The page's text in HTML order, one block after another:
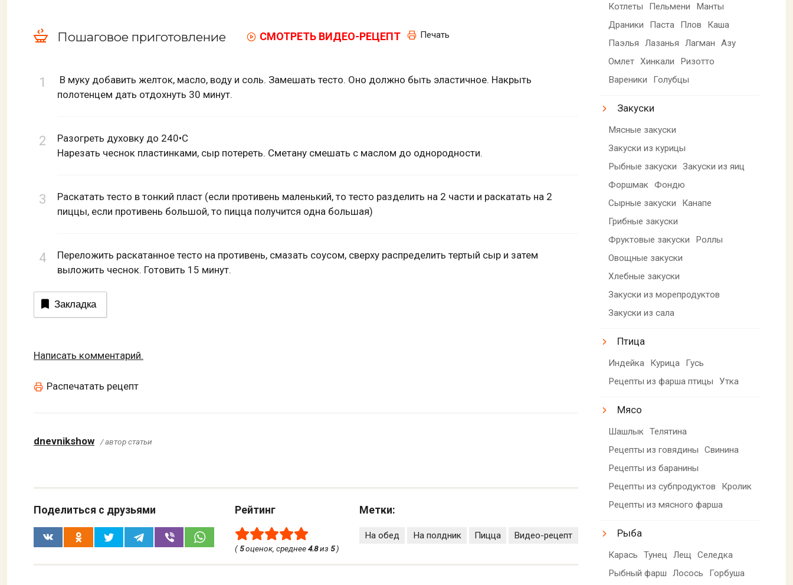
Пошаговое приготовление СМОТРЕТЬ ВИДЕО-РЕЦЕПТ Печать
В муку добавить желток, масло, воду и соль. Замешать тесто. Оно должно быть эластичное. Накрыть
полотенцем дать отдохнуть 30 минут.
Разогреть духовку до 240•С
Нарезать чеснок пластинками, сыр потереть. Сметану смешать с маслом до однородности.
Раскатать тесто в тонкий пласт (если противень маленький, то тесто разделить на 2 части и раскатать на 2
пиццы, если противень большой, то пицца получится одна большая)
Переложить раскатанное тесто на противень, смазать соусом, сверху распределить тертый сыр и затем
выложить чеснок. Готовить 15 минут.
Закладка
Написать комментарий.
Распечатать рецепт
dnevnikshow / автор статьи
Поделиться с друзьями Рейтинг
(5оценок, среднее4.8из5)
Метки:
На обед На полдник Пицца Видео-рецепт
Котлеты Пельмени
Манты
Драники
Паста Плов
Каша
Паэлья
Лазанья Лагман
Азу
Омлет Хинкали
Ризотто
Вареники
Голубцы
Закуски
Мясные закуски
Закуски из курицы
Рыбные закуски
Закуски из яиц
Форшмак Фондю
Сырные закуски
Канапе
Грибные закуски
Фруктовые закуски
Роллы
Овощные закуски
Хлебные закуски
Закуски из морепродуктов
Закуски из сала
Птица
Индейка Курица
Гусь
Рецепты из фарша птицы
Утка
Мясо
Шашлык Телятина
Рецепты из говядины
Свинина
Рецепты из баранины
Рецепты из субпродуктов
Кролик
Рецепты из мясного фарша
Рыба
Карась Тунец Лещ
Селедка
Рыбный фарш
Лосось
Горбуша